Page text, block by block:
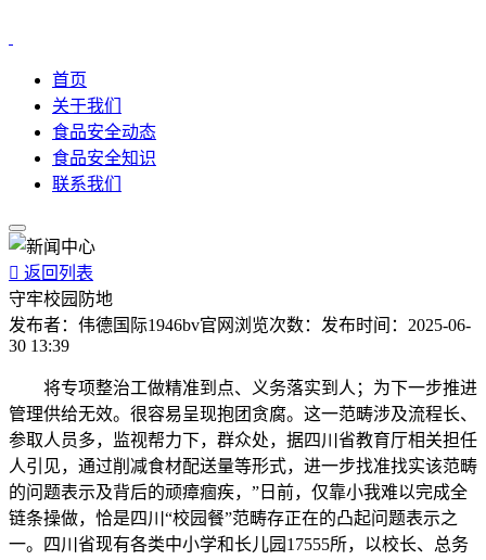
首页
关于我们
食品安全动态
食品安全知识
联系我们
 返回列表
守牢校园防地
发布者： 伟德国际1946bv官网 浏览次数： 发布时间： 2025-06-
30 13:39
将专项整治工做精准到点、义务落实到人；为下一步推进
管理供给无效。很容易呈现抱团贪腐。这一范畴涉及流程长、
参取人员多，监视帮力下，群众处，据四川省教育厅相关担任
人引见，通过削减食材配送量等形式，进一步找准找实该范畴
的问题表示及背后的顽瘴痼疾，”日前，仅靠小我难以完成全
链条操做，恰是四川“校园餐”范畴存正在的凸起问题表示之
一。四川省现有各类中小学和长儿园17555所，以校长、总务